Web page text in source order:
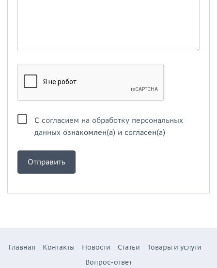
С согласием на обработку персональных
данных ознакомлен(а) и согласен(а)
Главная Контакты Новости Статьи
Товары и услуги
Вопрос-ответ